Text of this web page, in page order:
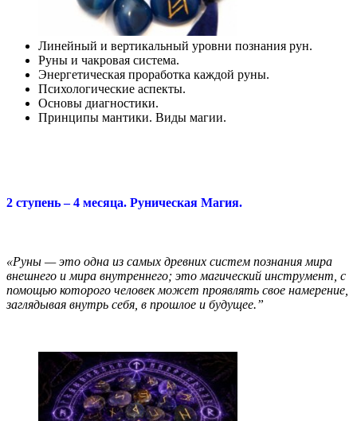
Линейный и вертикальный уровни познания рун.
Руны и чакровая система.
Энергетическая проработка каждой руны.
Психологические аспекты.
Основы диагностики.
Принципы мантики. Виды магии.
2 ступень – 4 месяца. Руническая Магия.
«Руны — это одна из самых древних систем познания мира
внешнего и мира внутреннего; это магический инструмент, с
помощью которого человек может проявлять свое намерение,
заглядывая внутрь себя, в прошлое и будущее.”